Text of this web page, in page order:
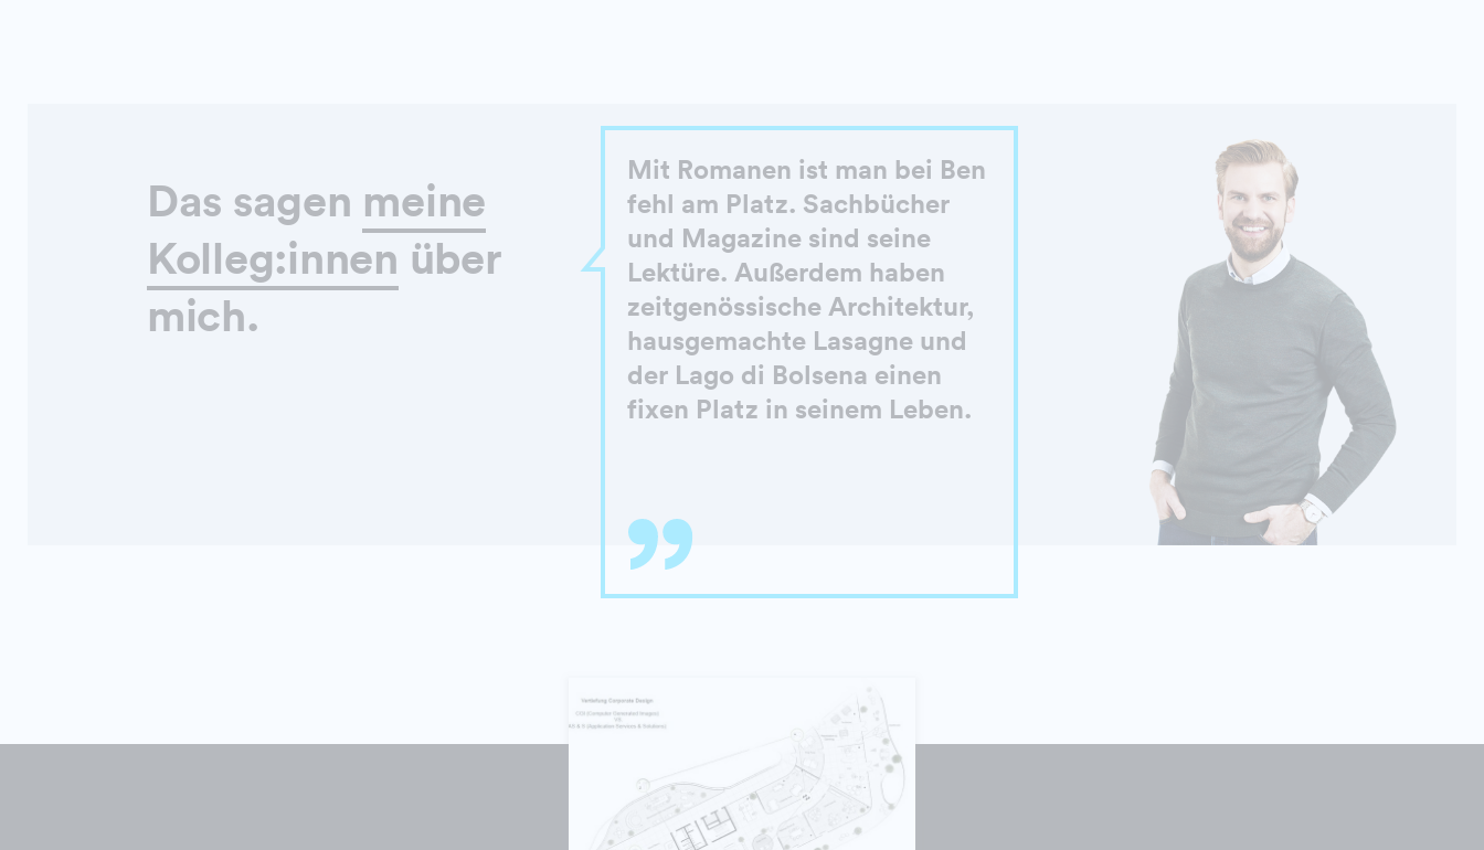
Das sagen meine
Kolleg:innen über
mich.
Mit Romanen ist man bei Ben
fehl am Platz. Sachbücher
und Magazine sind seine
Lektüre. Außerdem haben
zeitgenössische Architektur,
hausgemachte Lasagne und
der Lago di Bolsena einen
fixen Platz in seinem Leben.